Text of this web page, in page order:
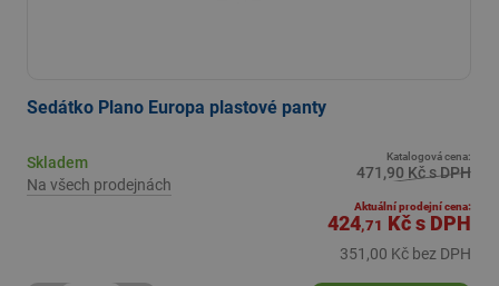
Sedátko Plano Europa plastové panty
Skladem
Na všech prodejnách
Katalogová cena:
471,90 Kč s DPH
Aktuální prodejní cena:
424,71 Kčs DPH
351,00 Kč bez DPH